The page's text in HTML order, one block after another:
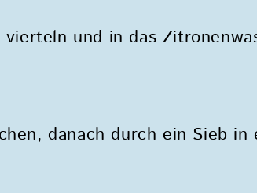
und in das
danach durch ein Sieb in